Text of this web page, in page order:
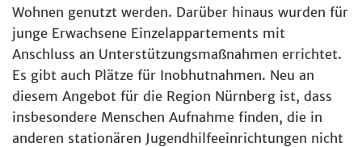
Wohnen genutzt werden. Darüber hinaus wurden für
junge Erwachsene Einzelappartements mit
Anschluss an Unterstützungsmaßnahmen errichtet.
Es gibt auch Plätze für Inobhutnahmen. Neu an
diesem Angebot für die Region Nürnberg ist, dass
insbesondere Menschen Aufnahme finden, die in
anderen stationären Jugendhilfeeinrichtungen nicht